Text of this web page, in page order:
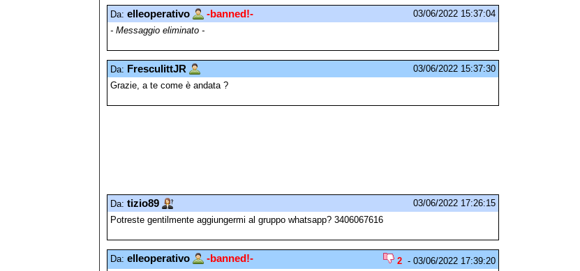
Da: elleoperativo -banned!-
03/06/2022 15:37:04
- Messaggio eliminato -
Da: FresculittJR
03/06/2022 15:37:30
Grazie, a te come è andata ?
Da: tizio89
03/06/2022 17:26:15
Potreste gentilmente aggiungermi al gruppo whatsapp? 3406067616
Da: elleoperativo -banned!- 2 - 03/06/2022 17:39:20